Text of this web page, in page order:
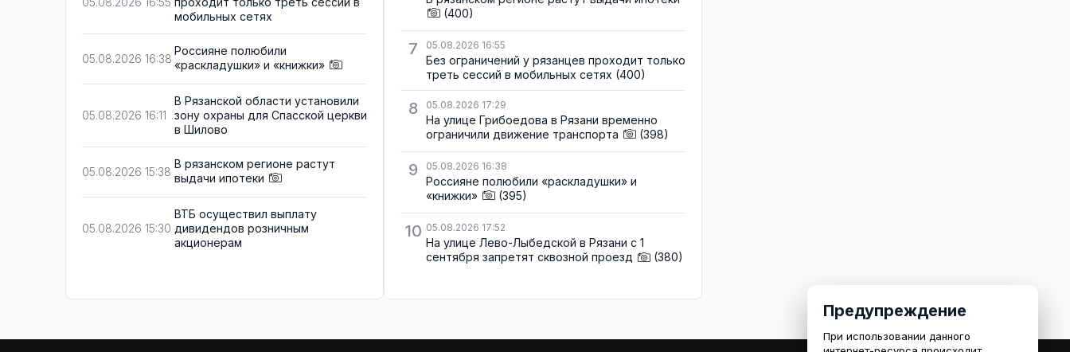
мобильных сетях
05.08.2026 16:38
Россияне полюбили
«раскладушки» и «книжки»
05.08.2026 16:11
В Рязанской области установили
зону охраны для Спасской церкви
в Шилово
05.08.2026 15:38
В рязанском регионе растут
выдачи ипотеки
05.08.2026 15:30
ВТБ осуществил выплату
дивидендов розничным
акционерам
(400)
7 05.08.2026 16:55
Без ограничений у рязанцев проходит только
треть сессий в мобильных сетях (400)
8 05.08.2026 17:29
На улице Грибоедова в Рязани временно
ограничили движение транспорта
(398)
9 05.08.2026 16:38
Россияне полюбили «раскладушки» и
«книжки»
(395)
10 05.08.2026 17:52
На улице Лево-Лыбедской в Рязани с 1
сентября запретят сквозной проезд
(380)
Предупреждение
При использовании данного